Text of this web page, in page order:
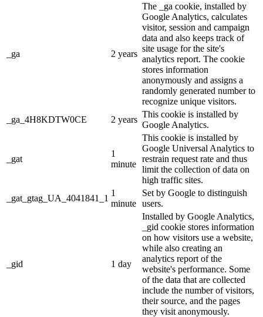
_ga 2 years
The _ga cookie, installed by
Google Analytics, calculates
visitor, session and campaign
data and also keeps track of
site usage for the site's
analytics report. The cookie
stores information
anonymously and assigns a
randomly generated number to
recognize unique visitors.
_ga_4H8KDTW0CE
2 years
This cookie is installed by
Google Analytics.
_gat
1
minute
This cookie is installed by
Google Universal Analytics to
restrain request rate and thus
limit the collection of data on
high traffic sites.
_gat_gtag_UA_4041841_1
1
minute
Set by Google to distinguish
users.
_gid 1 day
Installed by Google Analytics,
_gid cookie stores information
on how visitors use a website,
while also creating an
analytics report of the
website's performance. Some
of the data that are collected
include the number of visitors,
their source, and the pages
they visit anonymously.